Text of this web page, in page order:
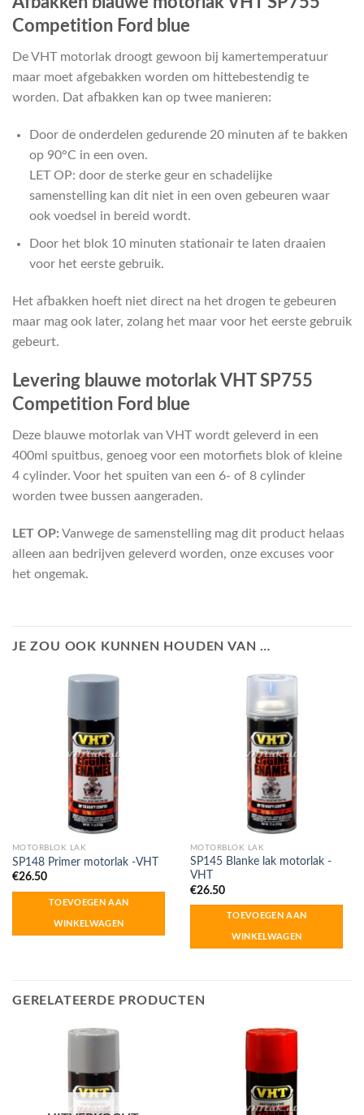
Competition Ford blue
De VHT motorlak droogt gewoon bij kamertemperatuur
maar moet afgebakken worden om hittebestendig te
worden. Dat afbakken kan op twee manieren:
Door de onderdelen gedurende 20 minuten af te bakken
op 90°C in een oven.
LET OP: door de sterke geur en schadelijke
samenstelling kan dit niet in een oven gebeuren waar
ook voedsel in bereid wordt.
Door het blok 10 minuten stationair te laten draaien
voor het eerste gebruik.
Het afbakken hoeft niet direct na het drogen te gebeuren
maar mag ook later, zolang het maar voor het eerste gebruik
gebeurt.
Levering blauwe motorlak VHT SP755
Competition Ford blue
Deze blauwe motorlak van VHT wordt geleverd in een
400ml spuitbus, genoeg voor een motorfiets blok of kleine
4 cylinder. Voor het spuiten van een 6- of 8 cylinder
worden twee bussen aangeraden.
LET OP: Vanwege de samenstelling mag dit product helaas
alleen aan bedrijven geleverd worden, onze excuses voor
het ongemak.
JE ZOU OOK KUNNEN HOUDEN VAN …
MOTORBLOK LAK
SP148 Primer motorlak -VHT
€26.50
TOEVOEGEN AAN
WINKELWAGEN
MOTORBLOK LAK
SP145 Blanke lak motorlak -
VHT
€26.50
TOEVOEGEN AAN
WINKELWAGEN
GERELATEERDE PRODUCTEN